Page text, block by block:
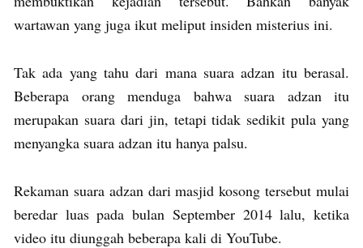
wartawan yang juga ikut meliput insiden misterius ini.
Tak ada yang tahu dari mana suara adzan itu berasal.
Beberapa orang menduga bahwa suara adzan itu
merupakan suara dari jin, tetapi tidak sedikit pula yang
menyangka suara adzan itu hanya palsu.
Rekaman suara adzan dari masjid kosong tersebut mulai
beredar luas pada bulan September 2014 lalu, ketika
video itu diunggah beberapa kali di YouTube.